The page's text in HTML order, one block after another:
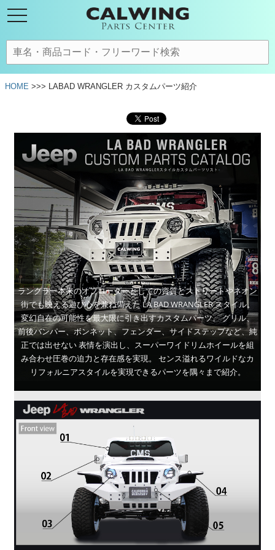
HOME >>> LABAD WRANGLER カスタムパーツ紹介
ラングラー本来のオフローダーとしての資質とストリートやネオン
街でも映える遊び心を兼ね備えたLA BAD WRANGLER スタイル。
変幻自在の可能性を最大限に引き出すカスタムパーツ。グリル、
前後バンパー、ボンネット、フェンダー、サイドステップなど、純
正では出せない表情を演出し、スーパーワイドリムホイールを組
み合わせ圧巻の迫力と存在感を実現。
センス溢れるワイルドなカ
リフォルニアスタイルを実現できるパーツを隅々まで紹介。